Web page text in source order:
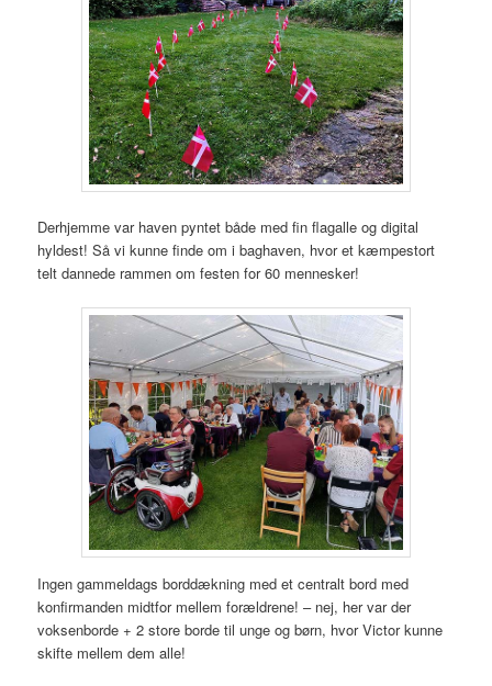
Derhjemme var haven pyntet både med fin flagalle og digital
hyldest! Så vi kunne finde om i baghaven, hvor et kæmpestort
telt dannede rammen om festen for 60 mennesker!
Ingen gammeldags borddækning med et centralt bord med
konfirmanden midtfor mellem forældrene! – nej, her var der
voksenborde + 2 store borde til unge og børn, hvor Victor kunne
skifte mellem dem alle!